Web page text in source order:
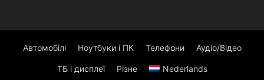
Автомобілі Ноутбуки і ПК Телефони Аудіо/Відео
ТБ і дисплеї Різне Nederlands